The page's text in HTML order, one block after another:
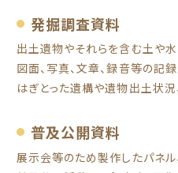
発掘調査資料
出土遺物やそれらを含む土や水
図面、写真、文章、録音等の記
はぎとった遺構や遺物出土状況
普及公開資料
展示会等のため製作したパネル